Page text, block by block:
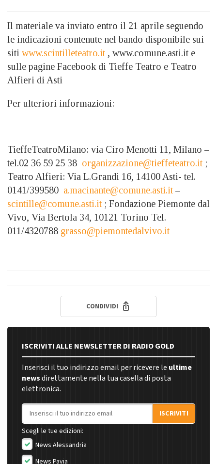
Il materiale va inviato entro il 21 aprile seguendo
le indicazioni contenute nel bando disponibile sui
siti www.scintilleteatro.it , www.comune.asti.it e
sulle pagine Facebook di Tieffe Teatro e Teatro
Alfieri di Asti
Per ulteriori informazioni:
TieffeTeatroMilano: via Ciro Menotti 11, Milano –
tel.02 36 59 25 38 organizzazione@tieffeteatro.it ;
Teatro Alfieri: Via L.Grandi 16, 14100 Asti- tel.
0141/399580 a.macinante@comune.asti.it –
scintille@comune.asti.it ; Fondazione Piemonte dal
Vivo, Via Bertola 34, 10121 Torino Tel.
011/4320788 grasso@piemontedalvivo.it
CONDIVIDI
ISCRIVITI ALLE NEWSLETTER DI RADIO GOLD
Inserisci il tuo indirizzo email per ricevere le ultime
newsdirettamente nella tua casella di posta
elettronica.
Indirizzo email
ISCRIVITI
Scegli le tue edizioni:
News Alessandria
News Pavia